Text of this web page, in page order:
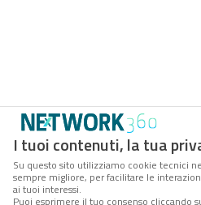
I tuoi contenuti, la tua
Su questo sito utilizziamo cookie tecnici
sempre migliore, per facilitare le
ai tuoi interessi.
Puoi esprimere il tuo consenso cliccando